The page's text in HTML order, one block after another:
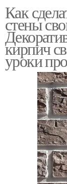
Как
стены
кирпич
уроки